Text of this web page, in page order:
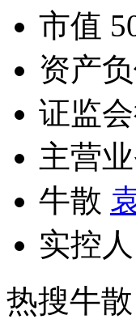
市值
资产
证监
主营
牛散
实控人
热搜牛散